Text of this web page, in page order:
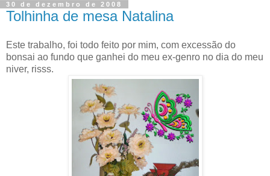
30 de dezembro de 2008
Tolhinha de mesa Natalina
Este trabalho, foi todo feito por mim, com excessão do
bonsai ao fundo que ganhei do meu ex-genro no dia do meu
niver, risss.